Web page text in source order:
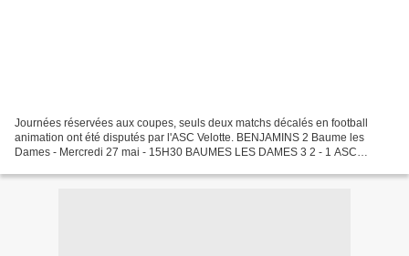
Journées réservées aux coupes, seuls deux matchs décalés en football
animation ont été disputés par l'ASC Velotte. BENJAMINS 2 Baume les
Dames - Mercredi 27 mai - 15H30 BAUMES LES DAMES 3 2 - 1 ASC